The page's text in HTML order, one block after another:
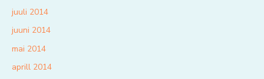
juuli 2014
juuni 2014
mai 2014
aprill 2014